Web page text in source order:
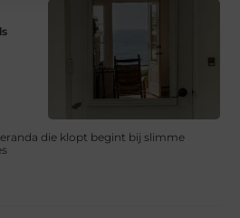
die klopt begint bij slimme